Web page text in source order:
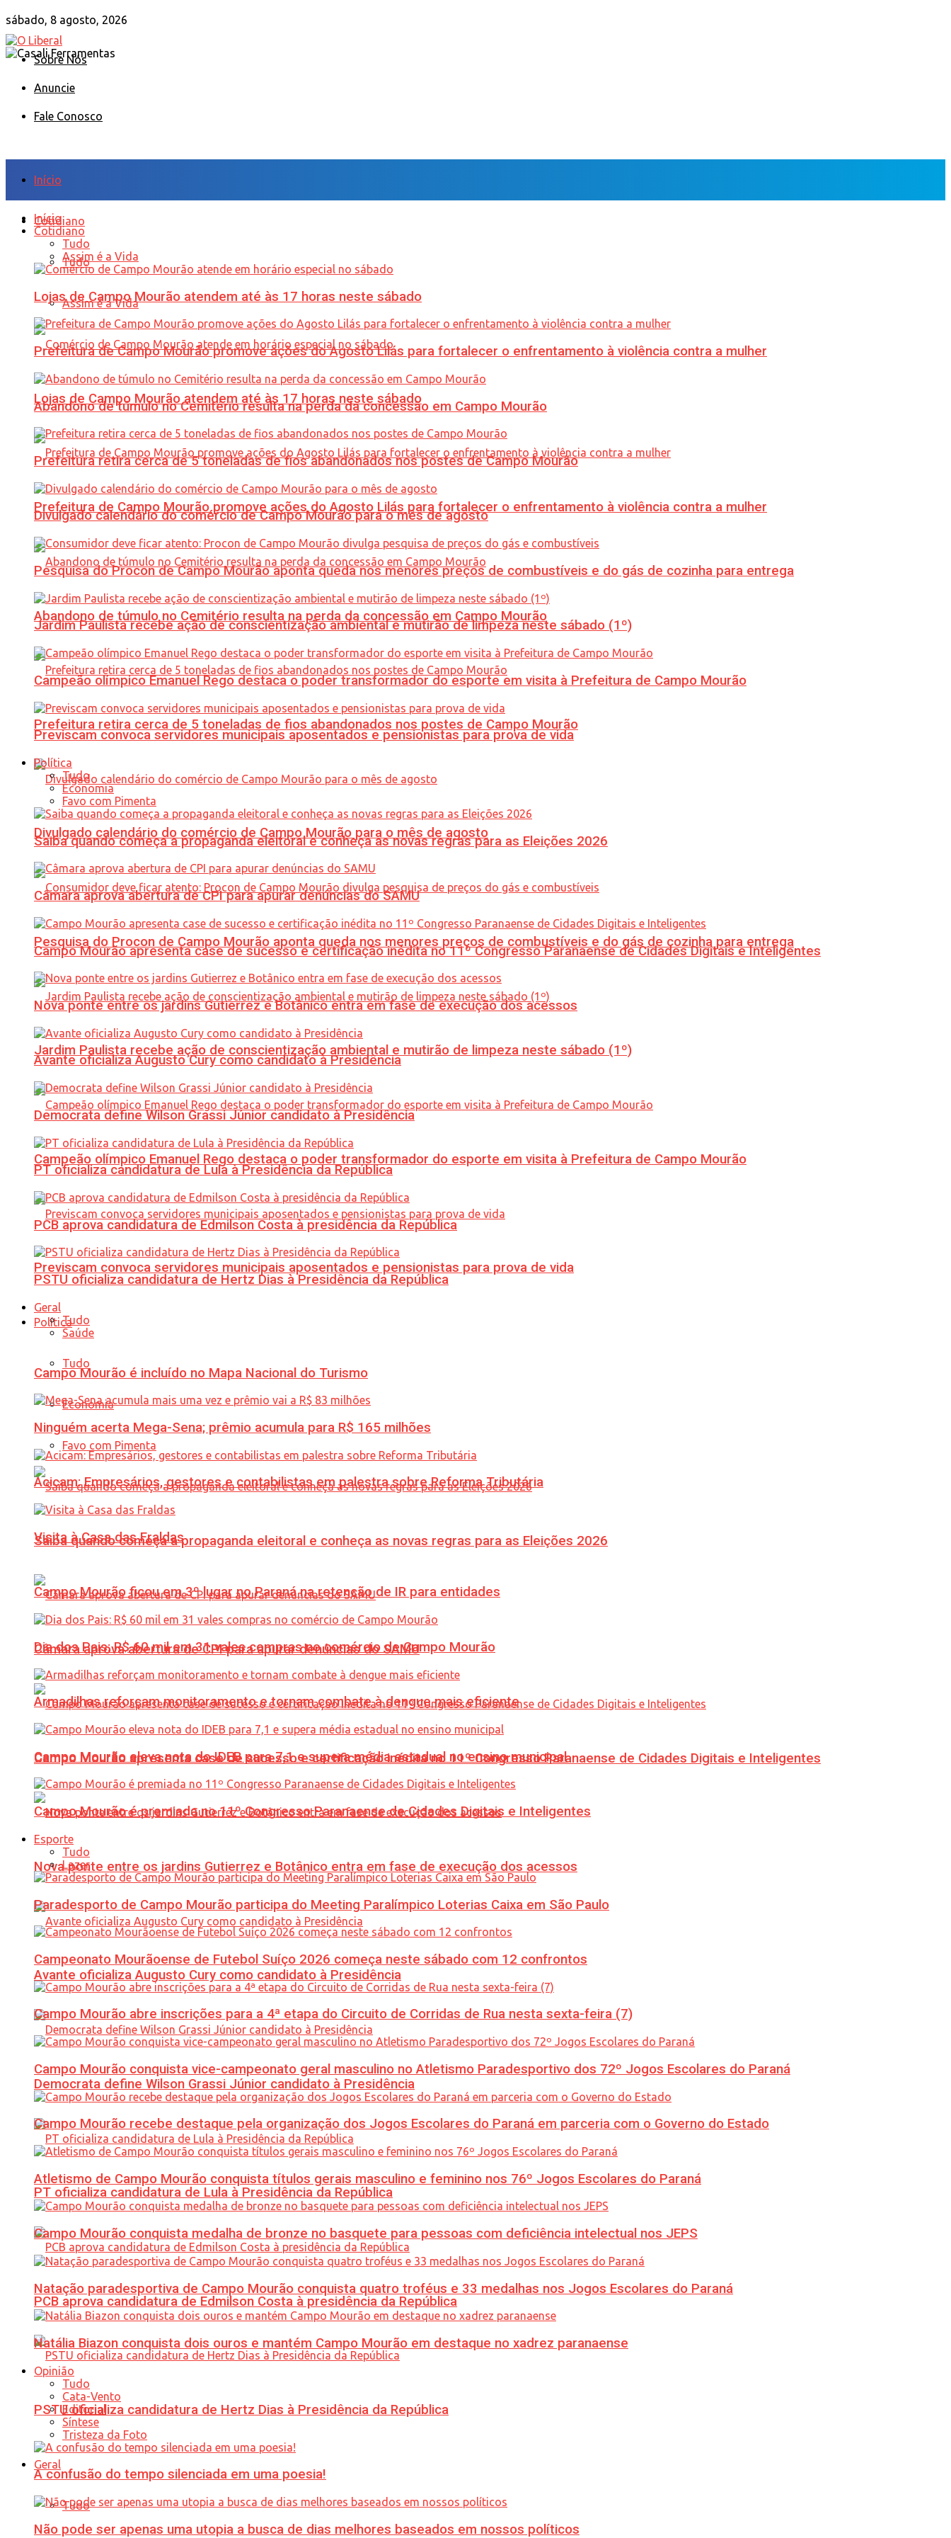
sábado, 8 agosto, 2026
Sobre Nós
Anuncie
Fale Conosco
Início
Cotidiano
Tudo
Assim é a Vida
Lojas de Campo Mourão atendem até às 17 horas neste sábado
Prefeitura de Campo Mourão promove ações do Agosto Lilás para fortalecer o enfrentamento à violência contra a mulher
Abandono de túmulo no Cemitério resulta na perda da concessão em Campo Mourão
Prefeitura retira cerca de 5 toneladas de fios abandonados nos postes de Campo Mourão
Divulgado calendário do comércio de Campo Mourão para o mês de agosto
Pesquisa do Procon de Campo Mourão aponta queda nos menores preços de combustíveis e do gás de cozinha para entrega
Jardim Paulista recebe ação de conscientização ambiental e mutirão de limpeza neste sábado (1º)
Campeão olímpico Emanuel Rego destaca o poder transformador do esporte em visita à Prefeitura de Campo Mourão
Previscam convoca servidores municipais aposentados e pensionistas para prova de vida
Política
Tudo
Economia
Favo com Pimenta
Saiba quando começa a propaganda eleitoral e conheça as novas regras para as Eleições 2026
Câmara aprova abertura de CPI para apurar denúncias do SAMU
Campo Mourão apresenta case de sucesso e certificação inédita no 11º Congresso Paranaense de Cidades Digitais e Inteligentes
Nova ponte entre os jardins Gutierrez e Botânico entra em fase de execução dos acessos
Avante oficializa Augusto Cury como candidato à Presidência
Democrata define Wilson Grassi Júnior candidato à Presidência
PT oficializa candidatura de Lula à Presidência da República
PCB aprova candidatura de Edmilson Costa à presidência da República
PSTU oficializa candidatura de Hertz Dias à Presidência da República
Geral
Tudo
Início
Cotidiano
Tudo
Assim é a Vida
Lojas de Campo Mourão atendem até às 17 horas neste sábado
Prefeitura de Campo Mourão promove ações do Agosto Lilás para fortalecer o enfrentamento à violência contra a mulher
Abandono de túmulo no Cemitério resulta na perda da concessão em Campo Mourão
Prefeitura retira cerca de 5 toneladas de fios abandonados nos postes de Campo Mourão
Divulgado calendário do comércio de Campo Mourão para o mês de agosto
Pesquisa do Procon de Campo Mourão aponta queda nos menores preços de combustíveis e do gás de cozinha para entrega
Jardim Paulista recebe ação de conscientização ambiental e mutirão de limpeza neste sábado (1º)
Campeão olímpico Emanuel Rego destaca o poder transformador do esporte em visita à Prefeitura de Campo Mourão
Previscam convoca servidores municipais aposentados e pensionistas para prova de vida
Política
Tudo
Economia
Favo com Pimenta
Saiba quando começa a propaganda eleitoral e conheça as novas regras para as Eleições 2026
Câmara aprova abertura de CPI para apurar denúncias do SAMU
Campo Mourão apresenta case de sucesso e certificação inédita no 11º Congresso Paranaense de Cidades Digitais e Inteligentes
Nova ponte entre os jardins Gutierrez e Botânico entra em fase de execução dos acessos
Avante oficializa Augusto Cury como candidato à Presidência
Democrata define Wilson Grassi Júnior candidato à Presidência
PT oficializa candidatura de Lula à Presidência da República
PCB aprova candidatura de Edmilson Costa à presidência da República
PSTU oficializa candidatura de Hertz Dias à Presidência da República
Geral
Tudo
Saúde
Campo Mourão é incluído no Mapa Nacional do Turismo
Ninguém acerta Mega-Sena; prêmio acumula para R$ 165 milhões
Acicam: Empresários, gestores e contabilistas em palestra sobre Reforma Tributária
Visita à Casa das Fraldas
Campo Mourão ficou em 3º lugar no Paraná na retenção de IR para entidades
Dia dos Pais: R$ 60 mil em 31 vales compras no comércio de Campo Mourão
Armadilhas reforçam monitoramento e tornam combate à dengue mais eficiente
Campo Mourão eleva nota do IDEB para 7,1 e supera média estadual no ensino municipal
Campo Mourão é premiada no 11º Congresso Paranaense de Cidades Digitais e Inteligentes
Esporte
Tudo
Lazer
Paradesporto de Campo Mourão participa do Meeting Paralímpico Loterias Caixa em São Paulo
Campeonato Mourãoense de Futebol Suíço 2026 começa neste sábado com 12 confrontos
Campo Mourão abre inscrições para a 4ª etapa do Circuito de Corridas de Rua nesta sexta-feira (7)
Campo Mourão conquista vice-campeonato geral masculino no Atletismo Paradesportivo dos 72º Jogos Escolares do Paraná
Campo Mourão recebe destaque pela organização dos Jogos Escolares do Paraná em parceria com o Governo do Estado
Atletismo de Campo Mourão conquista títulos gerais masculino e feminino nos 76º Jogos Escolares do Paraná
Campo Mourão conquista medalha de bronze no basquete para pessoas com deficiência intelectual nos JEPS
Natação paradesportiva de Campo Mourão conquista quatro troféus e 33 medalhas nos Jogos Escolares do Paraná
Natália Biazon conquista dois ouros e mantém Campo Mourão em destaque no xadrez paranaense
Opinião
Tudo
Cata-Vento
Editorial
Síntese
Tristeza da Foto
A confusão do tempo silenciada em uma poesia!
Não pode ser apenas uma utopia a busca de dias melhores baseados em nossos políticos